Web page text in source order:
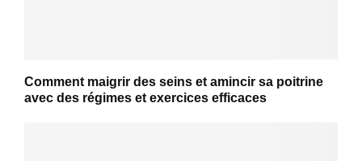
Comment maigrir des seins et amincir sa poitrine
avec des régimes et exercices efficaces